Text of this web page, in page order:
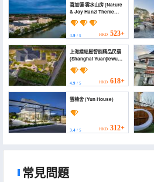
喜加德·雲水山房 (Nature
& Joy Hanzi Theme
Hotel)
4.9 / 5 HKD 523+
上海緣結屋智能精品民宿
(Shanghai Yuanjiewu
B&B)
4.9 / 5 HKD 618+
雲椿舍 (Yun House)
3.4 / 5 HKD 312+
常見問題